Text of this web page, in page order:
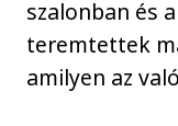
szalonban és
teremtettek
amilyen az